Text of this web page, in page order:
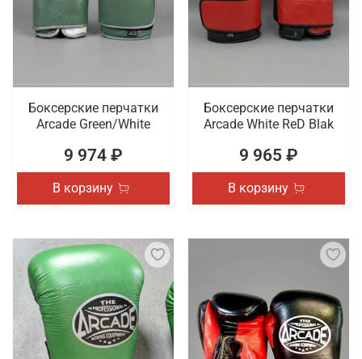
Боксерские перчатки
Arcade Green/White
9 974 ₽
В корзину
Боксерские перчатки
Arcade White ReD Blak
9 965 ₽
В корзину